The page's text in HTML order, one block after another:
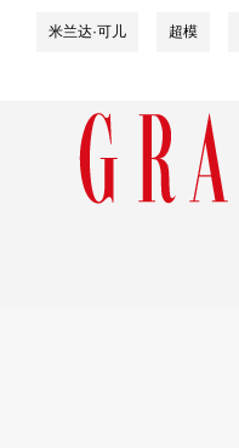
米兰达·可儿 超模